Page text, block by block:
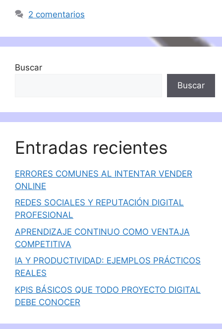
2 comentarios
Buscar
Buscar
Entradas recientes
ERRORES COMUNES AL INTENTAR VENDER
ONLINE
REDES SOCIALES Y REPUTACIÓN DIGITAL
PROFESIONAL
APRENDIZAJE CONTINUO COMO VENTAJA
COMPETITIVA
IA Y PRODUCTIVIDAD: EJEMPLOS PRÁCTICOS
REALES
KPIS BÁSICOS QUE TODO PROYECTO DIGITAL
DEBE CONOCER